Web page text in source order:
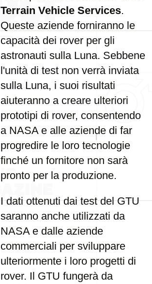
Terrain Vehicle Services.
Queste aziende forniranno le
capacità dei rover per gli
astronauti sulla Luna. Sebbene
l'unità di test non verrà inviata
sulla Luna, i suoi risultati
aiuteranno a creare ulteriori
prototipi di rover, consentendo
a NASA e alle aziende di far
progredire le loro tecnologie
finché un fornitore non sarà
pronto per la produzione.
I dati ottenuti dai test del GTU
saranno anche utilizzati da
NASA e dalle aziende
commerciali per sviluppare
ulteriormente i loro progetti di
rover. Il GTU fungerà da